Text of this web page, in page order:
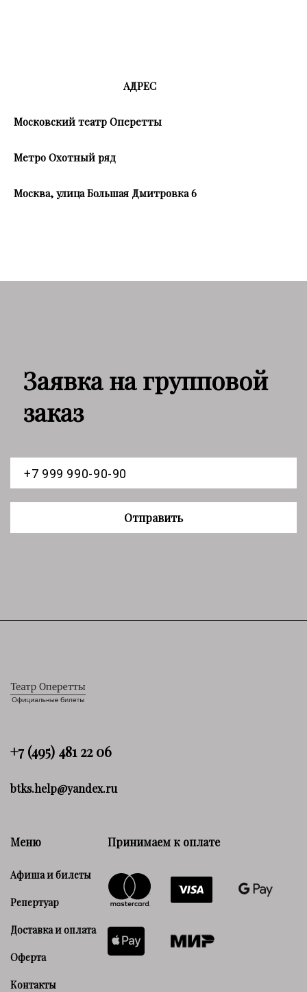
АДРЕС
Московский театр Оперетты
Метро Охотный ряд
Москва, улица Большая Дмитровка 6
Заявка на групповой
заказ
Отправить
Принимаем к оплате
Меню
Афиша и билеты
Репертуар
Доставка и оплата
Оферта
Контакты
+7 (495) 481 22 06
btks.help@yandex.ru